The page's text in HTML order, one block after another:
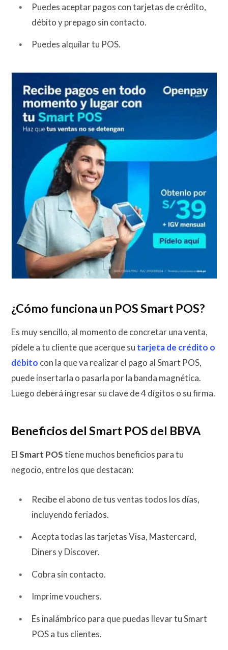
Puedes aceptar pagos con tarjetas de crédito,
débito y prepago sin contacto.
Puedes alquilar tu POS.
¿Cómo funciona un POS Smart POS?
Es muy sencillo, al momento de concretar una venta,
pídele a tu cliente que acerque su tarjeta de crédito o
débito con la que va realizar el pago al Smart POS,
puede insertarla o pasarla por la banda magnética.
Luego deberá ingresar su clave de 4 dígitos o su firma.
Beneficios del Smart POS del BBVA
ElSmart POStiene muchos beneficios para tu
negocio, entre los que destacan:
Recibe el abono de tus ventas todos los días,
incluyendo feriados.
Acepta todas las tarjetas Visa, Mastercard,
Diners y Discover.
Cobra sin contacto.
Imprime vouchers.
Es inalámbrico para que puedas llevar tu Smart
POS a tus clientes.